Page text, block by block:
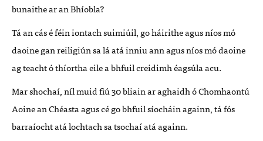
bunaithe ar an Bhíobla?
Tá an cás é féin iontach suimiúil, go háirithe agus níos mó
daoine gan reiligiún sa lá atá inniu ann agus níos mó daoine
ag teacht ó thíortha eile a bhfuil creidimh éagsúla acu.
Mar shochaí, níl muid fiú 30 bliain ar aghaidh ó Chomhaontú
Aoine an Chéasta agus cé go bhfuil síocháin againn, tá fós
barraíocht atá lochtach sa tsochaí atá againn.